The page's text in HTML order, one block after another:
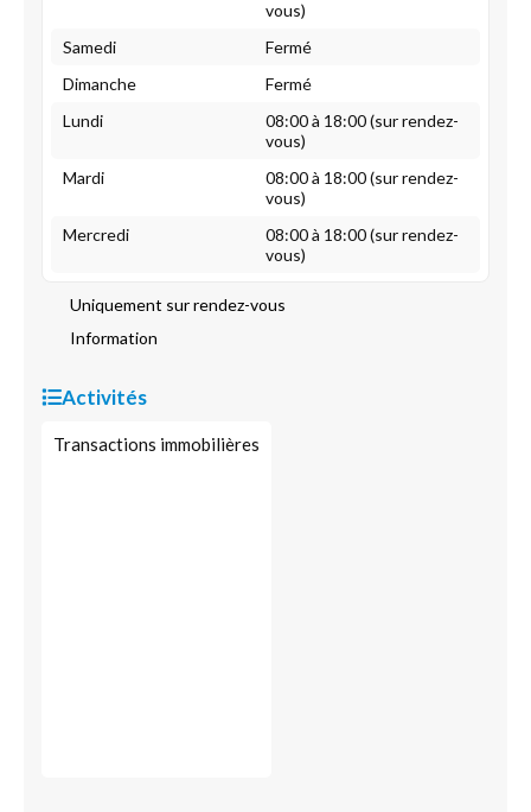
vous)
Samedi
Fermé
Dimanche
Fermé
Lundi
08:00 à 18:00 (sur rendez-
vous)
Mardi
08:00 à 18:00 (sur rendez-
vous)
Mercredi
08:00 à 18:00 (sur rendez-
vous)
Uniquement sur rendez-vous
Information
Activités
Transactions immobilières